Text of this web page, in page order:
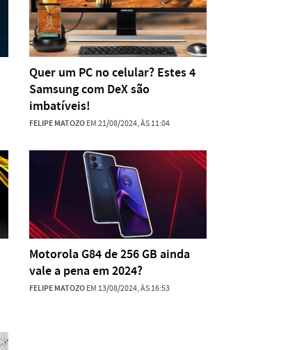
Quer um PC no celular? Estes 4
Samsung com DeX são
imbatíveis!
FELIPE MATOZOEM 21/08/2024, ÀS 11:04
Motorola G84 de 256 GB ainda
vale a pena em 2024?
FELIPE MATOZOEM 13/08/2024, ÀS 16:53